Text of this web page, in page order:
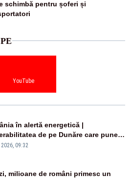
schimbă pentru șoferi și
YouTube
în alertă energetică |
de pe Dunăre care pune
Centrala Cernavodă era
09:32
milioane de români primesc un